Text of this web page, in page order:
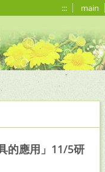
::: main
的應用」11/5研